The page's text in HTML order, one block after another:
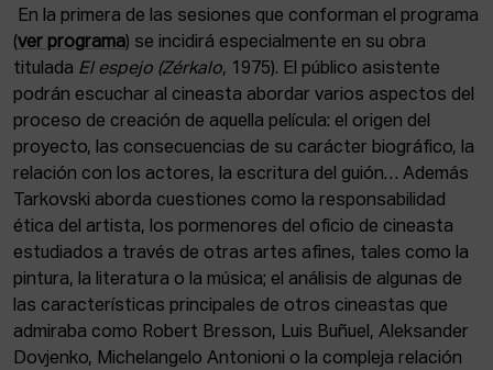
En la primera de las sesiones que conforman el programa
(ver programa) se incidirá especialmente en su obra
titulada El espejo (Zérkalo, 1975). El público asistente
podrán escuchar al cineasta abordar varios aspectos del
proceso de creación de aquella película: el origen del
proyecto, las consecuencias de su carácter biográfico, la
relación con los actores, la escritura del guión… Además
Tarkovski aborda cuestiones como la responsabilidad
ética del artista, los pormenores del oficio de cineasta
estudiados a través de otras artes afines, tales como la
pintura, la literatura o la música; el análisis de algunas de
las características principales de otros cineastas que
admiraba como Robert Bresson, Luis Buñuel, Aleksander
Dovjenko, Michelangelo Antonioni o la compleja relación